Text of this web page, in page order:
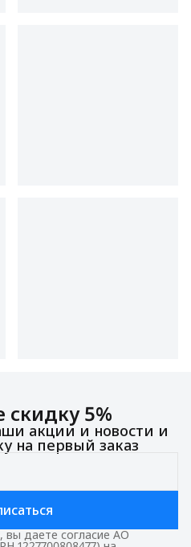
скидку 5%
акции и новости и
на первый заказ
даете согласие АО